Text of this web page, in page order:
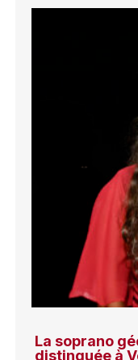
La soprano
distinguée à